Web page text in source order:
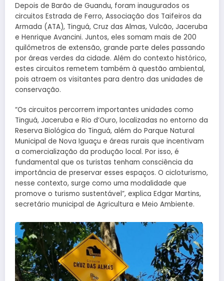
Depois de Barão de Guandu, foram inaugurados os
circuitos Estrada de Ferro, Associação dos Taifeiros da
Armada (ATA), Tinguá, Cruz das Almas, Vulcão, Jaceruba
e Henrique Avancini. Juntos, eles somam mais de 200
quilômetros de extensão, grande parte deles passando
por áreas verdes da cidade. Além do contexto histórico,
estes circuitos remetem também à questão ambiental,
pois atraem os visitantes para dentro das unidades de
conservação.
“Os circuitos percorrem importantes unidades como
Tinguá, Jaceruba e Rio d’Ouro, localizadas no entorno da
Reserva Biológica do Tinguá, além do Parque Natural
Municipal de Nova Iguaçu e áreas rurais que incentivam
a comercialização da produção local. Por isso, é
fundamental que os turistas tenham consciência da
importância de preservar esses espaços. O cicloturismo,
nesse contexto, surge como uma modalidade que
promove o turismo sustentável”, explica Edgar Martins,
secretário municipal de Agricultura e Meio Ambiente.